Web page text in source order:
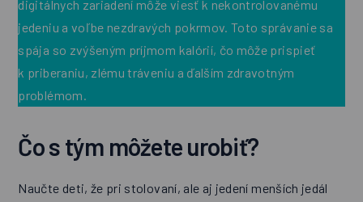
digitálnych zariadení môže viesť k nekontrolovanému
jedeniu a voľbe nezdravých pokrmov. Toto správanie sa
spája so zvýšeným príjmom kalórií, čo môže prispieť
k priberaniu, zlému tráveniu a ďalším zdravotným
problémom.
Čo s tým môžete urobiť?
Naučte deti, že pri stolovaní, ale aj jedení menších jedál